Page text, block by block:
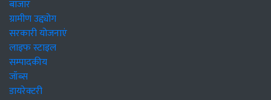
बाजार
ग्रामीण उद्द्योग
सरकारी योजनाएं
लाइफ स्टाइल
सम्पादकीय
जॉब्स
डायरेक्टरी